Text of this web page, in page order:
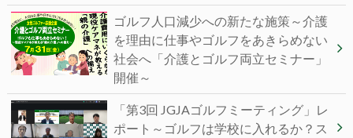
ゴルフ人口減少への新たな施策～介護
を理由に仕事やゴルフをあきらめない
社会へ「介護とゴルフ両立セミナー」
開催～
「第3回 JGJAゴルフミーティング」レ
ポート～ゴルフは学校に入れるか？ス